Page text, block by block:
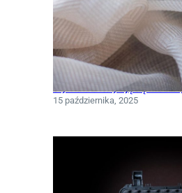
Czym charakteryzują się
15 października, 2025